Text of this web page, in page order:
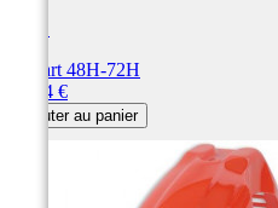
Départ 48H-72H
87,54 €
Ajouter au panier